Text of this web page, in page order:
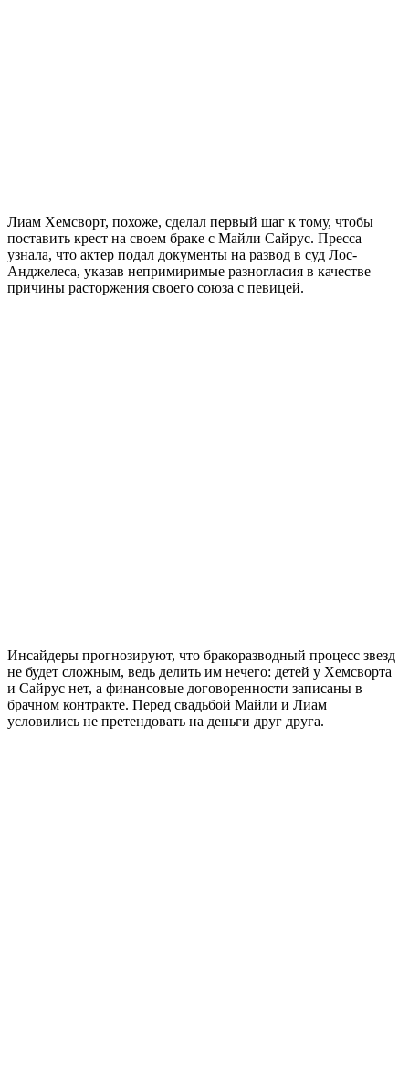
Лиам Хемсворт, похоже, сделал первый шаг к тому, чтобы
поставить крест на своем браке с Майли Сайрус. Пресса
узнала, что актер подал документы на развод в суд Лос-
Анджелеса, указав непримиримые разногласия в качестве
причины расторжения своего союза с певицей.
Инсайдеры прогнозируют, что бракоразводный процесс звезд
не будет сложным, ведь делить им нечего: детей у Хемсворта
и Сайрус нет, а финансовые договоренности записаны в
брачном контракте. Перед свадьбой Майли и Лиам
условились не претендовать на деньги друг друга.